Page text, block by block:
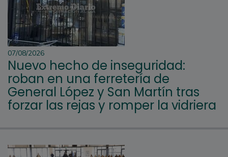
07/08/2026
Nuevo hecho de inseguridad:
roban en una ferretería de
General López y San Martín tras
forzar las rejas y romper la vidriera